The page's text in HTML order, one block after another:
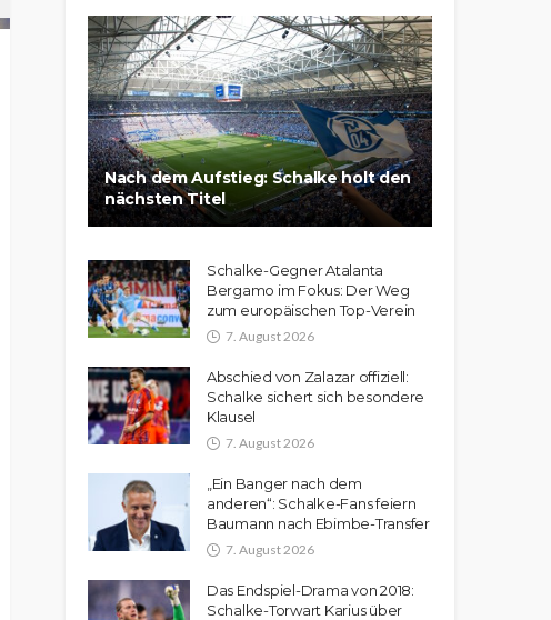
Nach dem Aufstieg: Schalke holt den
nächsten Titel
Schalke-Gegner Atalanta
Bergamo im Fokus: Der Weg
zum europäischen Top-Verein
7. August 2026
Abschied von Zalazar offiziell:
Schalke sichert sich besondere
Klausel
7. August 2026
„Ein Banger nach dem
anderen“: Schalke-Fans feiern
Baumann nach Ebimbe-Transfer
7. August 2026
Das Endspiel-Drama von 2018:
Schalke-Torwart Karius über